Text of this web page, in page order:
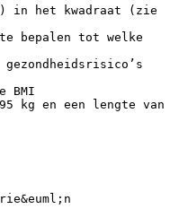
in het kwadraat (zie
bepalen tot welke
BMI
kg en een lengte van